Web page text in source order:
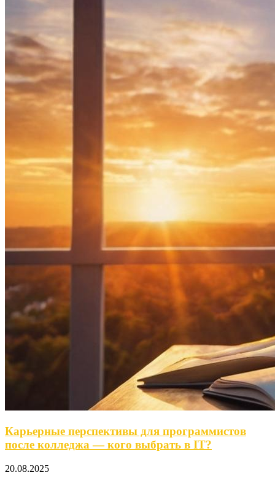
Карьерные перспективы для программистов
после колледжа — кого выбрать в IT?
20.08.2025